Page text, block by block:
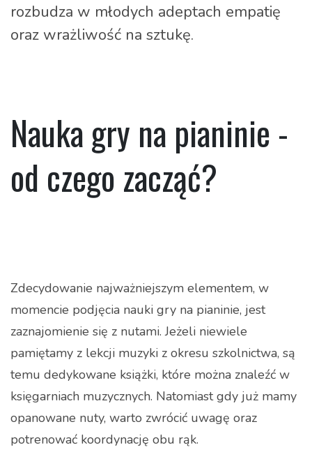
rozbudza w młodych adeptach empatię
oraz wrażliwość na sztukę.
Nauka gry na pianinie -
od czego zacząć?
Zdecydowanie najważniejszym elementem, w
momencie podjęcia nauki gry na pianinie, jest
zaznajomienie się z nutami. Jeżeli niewiele
pamiętamy z lekcji muzyki z okresu szkolnictwa, są
temu dedykowane książki, które można znaleźć w
księgarniach muzycznych. Natomiast gdy już mamy
opanowane nuty, warto zwrócić uwagę oraz
potrenować koordynację obu rąk.